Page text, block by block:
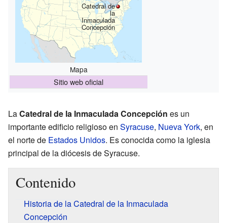
Catedral de
la
Inmaculada
Concepción
Mapa
Sitio web oficial
LaCatedral de la Inmaculada Concepción es un
importante edificio religioso en Syracuse, Nueva York, en
el norte de Estados Unidos. Es conocida como la iglesia
principal de la diócesis de Syracuse.
Contenido
Historia de la Catedral de la Inmaculada
Concepción